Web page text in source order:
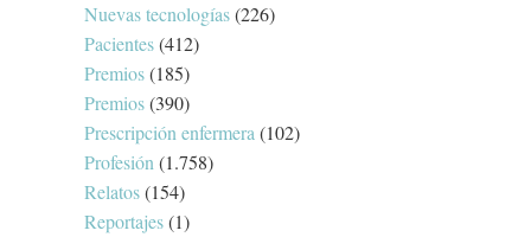
Nuevas tecnologías(226)
Pacientes(412)
Premios(185)
Premios(390)
Prescripción enfermera (102)
Profesión (1.758)
Relatos(154)
Reportajes(1)